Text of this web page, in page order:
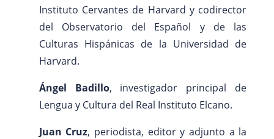
Instituto Cervantes de Harvard y codirector
del Observatorio del Español y de las
Culturas Hispánicas de la Universidad de
Harvard.
Ángel Badillo, investigador principal de
Lengua y Cultura del Real Instituto Elcano.
Juan Cruz, periodista, editor y adjunto a la